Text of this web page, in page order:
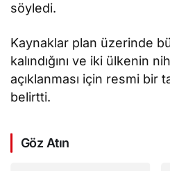
söyledi.
Kaynaklar plan üzerinde
kalındığını ve iki ülkenin
açıklanması için resmi bir
belirtti.
Göz Atın